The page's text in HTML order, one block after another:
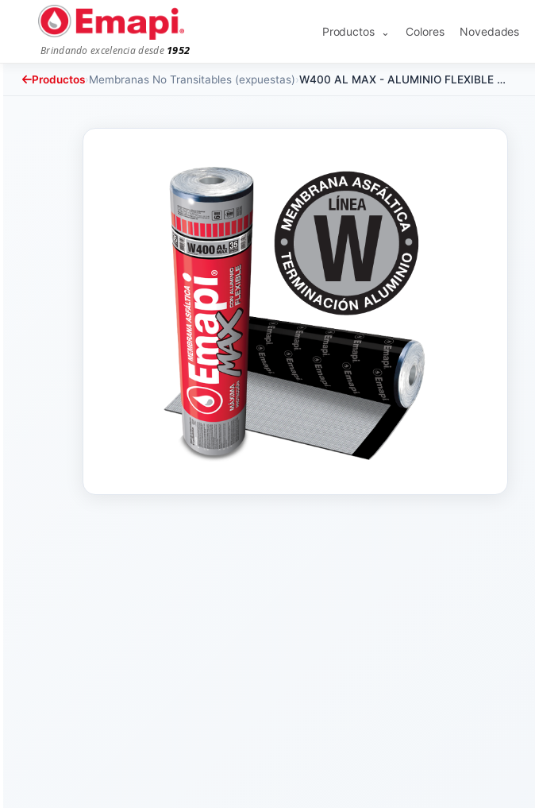
Brindando excelencia desde 1952
Productos ⌄ Colores Novedades
Productos›Membranas No Transitables (expuestas)› W400 AL MAX - ALUMINIO FLEXIBLE - 35 kg